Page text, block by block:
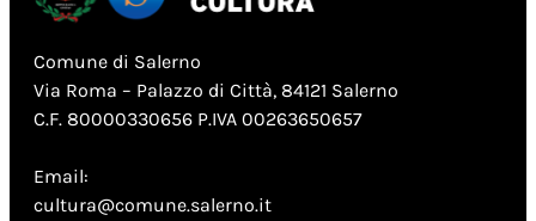
Comune di Salerno
Via Roma – Palazzo di Città, 84121 Salerno
C.F. 80000330656 P.IVA 00263650657
Email:
cultura@comune.salerno.it